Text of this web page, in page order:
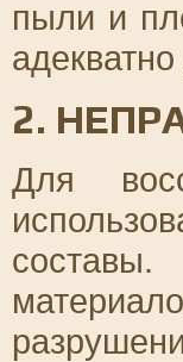
пыли и
2.
Для
составы.